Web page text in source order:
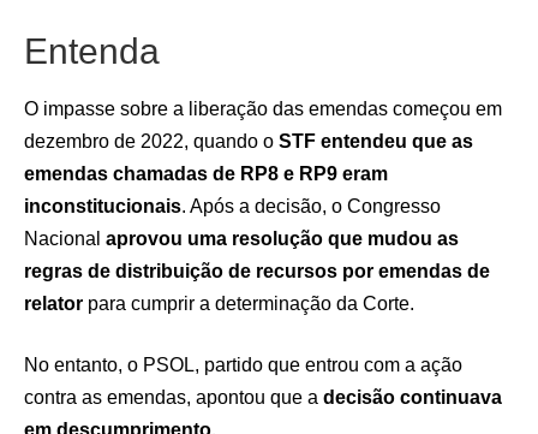
Entenda
O impasse sobre a liberação das emendas começou em
dezembro de 2022, quando o STF entendeu que as
emendas chamadas de RP8 e RP9 eram
inconstitucionais. Após a decisão, o Congresso
Nacional aprovou uma resolução que mudou as
regras de distribuição de recursos por emendas de
relator para cumprir a determinação da Corte.
No entanto, o PSOL, partido que entrou com a ação
contra as emendas, apontou que a decisão continuava